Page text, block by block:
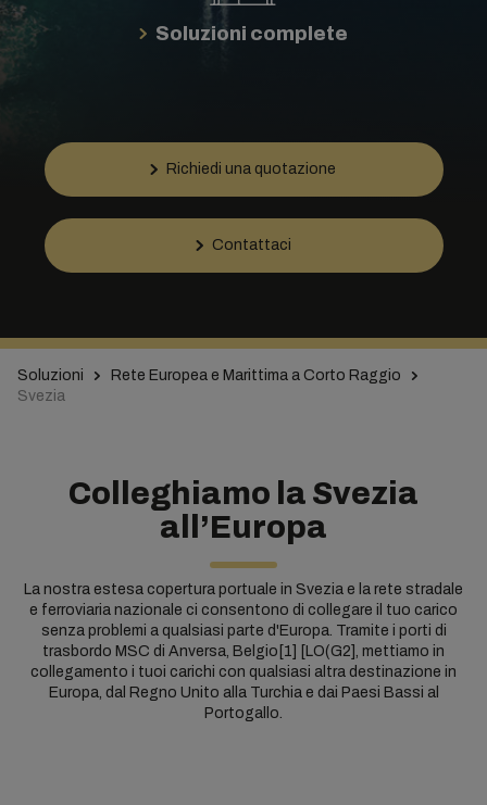
Soluzioni complete
Richiedi una quotazione
Contattaci
Soluzioni
Rete Europea e Marittima a Corto Raggio
Svezia
Colleghiamo la Svezia
all’Europa
La nostra estesa copertura portuale in Svezia e la rete stradale
e ferroviaria nazionale ci consentono di collegare il tuo carico
senza problemi a qualsiasi parte d'Europa. Tramite i porti di
trasbordo MSC di Anversa, Belgio[1] [LO(G2], mettiamo in
collegamento i tuoi carichi con qualsiasi altra destinazione in
Europa, dal Regno Unito alla Turchia e dai Paesi Bassi al
Portogallo.